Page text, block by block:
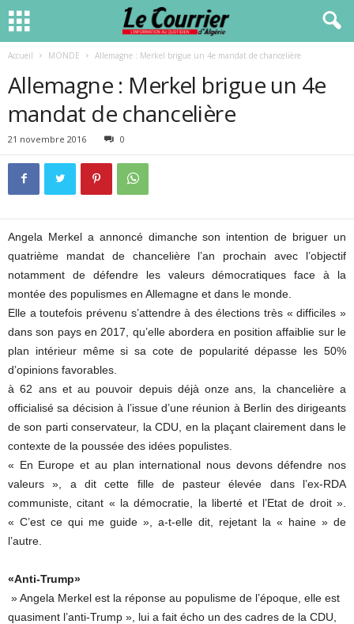
Accueil MONDE Allemagne : Merkel brigue un 4e mandat de chancelière
Allemagne : Merkel brigue un 4e
mandat de chancelière
21 novembre 2016 0
Angela Merkel a annoncé dimanche son intention de briguer un
quatrième mandat de chancelière l’an prochain avec l’objectif
notamment de défendre les valeurs démocratiques face à la
montée des populismes en Allemagne et dans le monde.
Elle a toutefois prévenu s’attendre à des élections très « difficiles »
dans son pays en 2017, qu’elle abordera en position affaiblie sur le
plan intérieur même si sa cote de popularité dépasse les 50%
d’opinions favorables.
à 62 ans et au pouvoir depuis déjà onze ans, la chancelière a
officialisé sa décision à l’issue d’une réunion à Berlin des dirigeants
de son parti conservateur, la CDU, en la plaçant clairement dans le
contexte de la poussée des idées populistes.
« En Europe et au plan international nous devons défendre nos
valeurs », a dit cette fille de pasteur élevée dans l’ex-RDA
communiste, citant « la démocratie, la liberté et l’Etat de droit ».
« C’est ce qui me guide », a-t-elle dit, rejetant la « haine » de
l’autre.
«Anti-Trump»
» Angela Merkel est la réponse au populisme de l’époque, elle est
quasiment l’anti-Trump », lui a fait écho un des cadres de la CDU,